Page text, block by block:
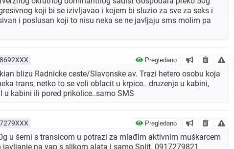
koji bi se izivljavao i kojem bi sluzio za sve za seks i
i poslusan koji to nisu neka se ne javljaju sms molim pa
Pregledano
blizu Radnicke ceste/Slavonske av. Trazi hetero osobu koja
trans, netko to se voli oblacit u krpice.. druzenje u kabini,
kabini ili pored prikolice..samo SMS
Pregledano
u šemi s transicom u potrazi za mlađim aktivnim muškarcem
na vap s slikom alata i samo Split. 0917279821